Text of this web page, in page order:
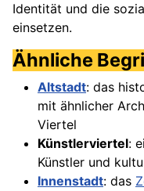
Identität und die
einsetzen.
Ähnliche
Altstadt: das
mit ähnlicher
Viertel
Künstlerviertel:
Künstler und
Innenstadt: das